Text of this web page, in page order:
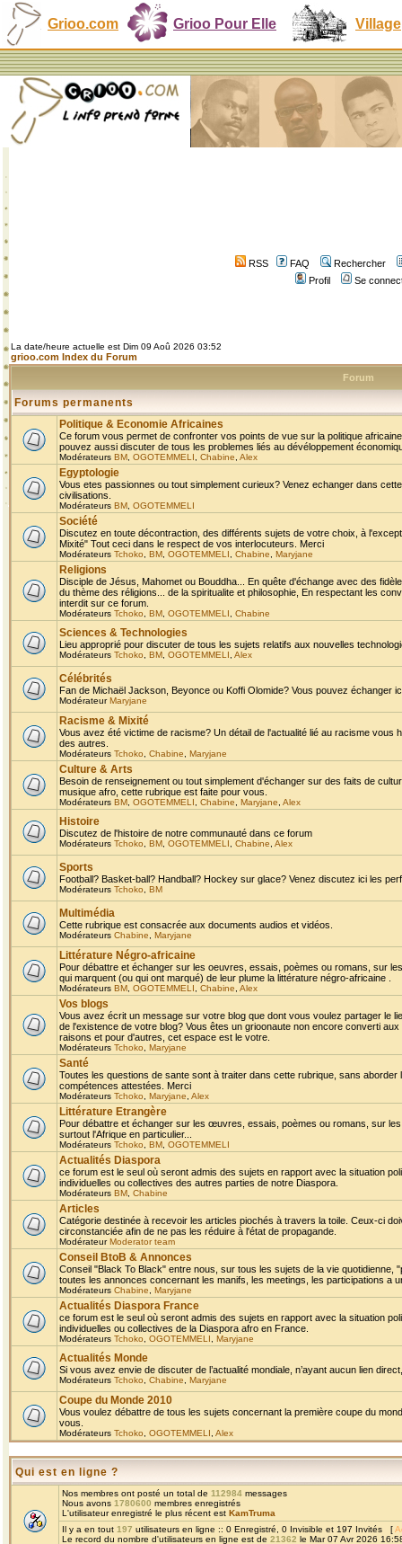
Grioo.com Grioo Pour Elle Village
RSS FAQ
Rechercher
Profil
Se
La date/heure actuelle est Dim 09 Aoû 2026 03:52
grioo.com Index du Forum
Forum
Forums permanents
Politique & Economie Africaines
Ce forum vous permet de confronter vos points de vue sur la politique
pouvez aussi discuter de tous les problemes liés au dévéloppement
Modérateurs BM OGOTEMMELI Chabine Alex
Egyptologie
Vous etes passionnes ou tout simplement curieux? Venez echanger dans
civilisations.
Modérateurs BM OGOTEMMELI
Société
Discutez en toute décontraction, des différents sujets de votre choix, à
Mixité" Tout ceci dans le respect de vos interlocuteurs. Merci
Modérateurs Tchoko BM OGOTEMMELI Chabine Maryjane
Religions
Disciple de Jésus, Mahomet ou Bouddha... En quête d'échange avec des
du thème des réligions... de la spiritualite et philosophie, En respectant les
interdit sur ce forum.
Modérateurs Tchoko BM OGOTEMMELI Chabine
Sciences & Technologies
Lieu approprié pour discuter de tous les sujets relatifs aux nouvelles
Modérateurs Tchoko BM OGOTEMMELI Alex
Célébrités
Fan de Michaël Jackson, Beyonce ou Koffi Olomide? Vous pouvez échanger
ModérateurMaryjane
Racisme & Mixité
Vous avez été victime de racisme? Un détail de l'actualité lié au racisme
des autres.
Modérateurs Tchoko Chabine Maryjane
Culture & Arts
Besoin de renseignement ou tout simplement d'échanger sur des faits de
musique afro, cette rubrique est faite pour vous.
Modérateurs BM OGOTEMMELI Chabine Maryjane Alex
Histoire
Discutez de l'histoire de notre communauté dans ce forum
Modérateurs Tchoko BM OGOTEMMELI Chabine Alex
Sports
Football? Basket-ball? Handball? Hockey sur glace? Venez discutez ici les
Modérateurs Tchoko BM
Multimédia
Cette rubrique est consacrée aux documents audios et vidéos.
Modérateurs Chabine Maryjane
Littérature Négro-africaine
Pour débattre et échanger sur les oeuvres, essais, poèmes ou romans, sur
qui marquent (ou qui ont marqué) de leur plume la littérature négro-africaine .
Modérateurs BM OGOTEMMELI Chabine Alex
Vos blogs
Vous avez écrit un message sur votre blog que dont vous voulez partager le
de l'existence de votre blog? Vous êtes un grioonaute non encore converti
raisons et pour d'autres, cet espace est le votre.
Modérateurs Tchoko Maryjane
Santé
Toutes les questions de sante sont à traiter dans cette rubrique, sans
compétences attestées. Merci
Modérateurs Tchoko Maryjane Alex
Littérature Etrangère
Pour débattre et échanger sur les œuvres, essais, poèmes ou romans, sur
surtout l'Afrique en particulier...
Modérateurs Tchoko BM OGOTEMMELI
Actualités Diaspora
ce forum est le seul où seront admis des sujets en rapport avec la situation
individuelles ou collectives des autres parties de notre Diaspora.
Modérateurs BM Chabine
Articles
Catégorie destinée à recevoir les articles piochés à travers la toile. Ceux-ci
circonstanciée afin de ne pas les réduire à l'état de propagande.
ModérateurModerator team
Conseil BtoB & Annonces
Conseil "Black To Black" entre nous, sur tous les sujets de la vie
toutes les annonces concernant les manifs, les meetings, les participations a
Modérateurs Chabine Maryjane
Actualités Diaspora France
ce forum est le seul où seront admis des sujets en rapport avec la situation
individuelles ou collectives de la Diaspora afro en France.
Modérateurs Tchoko OGOTEMMELI Maryjane
Actualités Monde
Si vous avez envie de discuter de l’actualité mondiale, n’ayant aucun lien
Modérateurs Tchoko Chabine Maryjane
Coupe du Monde 2010
Vous voulez débattre de tous les sujets concernant la première coupe du
vous.
Modérateurs Tchoko OGOTEMMELI Alex
Qui est en ligne ?
Nos membres ont posté un total de 112984 messages
Nous avons 1780600 membres enregistrés
L'utilisateur enregistré le plus récent est KamTruma
Il y a en tout 197 utilisateurs en ligne :: 0 Enregistré, 0 Invisible et 197 Invités [
Le record du nombre d'utilisateurs en ligne est de 21362 le Mar 07 Avr 2026